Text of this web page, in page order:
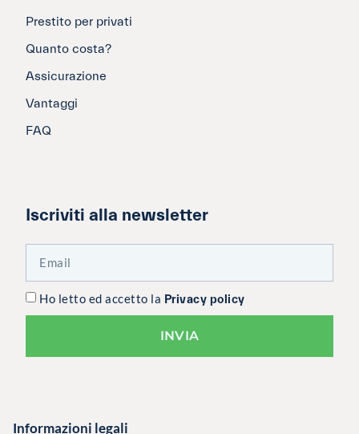
Prestito per privati
Quanto costa?
Assicurazione
Vantaggi
FAQ
Iscriviti alla newsletter
Ho letto ed accetto la Privacy policy
INVIA
Informazioni legali